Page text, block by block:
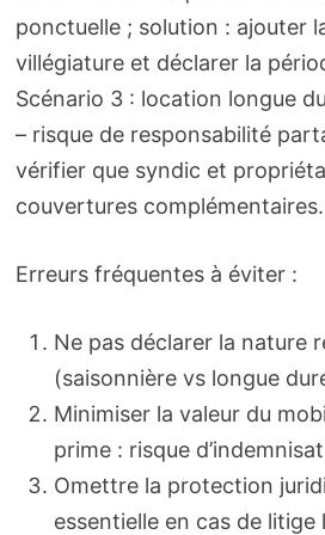
ponctuelle ; solution : ajouter
villégiature et déclarer la
Scénario 3 : location longue
– risque de responsabilité
vérifier que syndic et
couvertures complémentaires.
Erreurs fréquentes à éviter :
Ne pas déclarer la nature
(saisonnière vs longue
Minimiser la valeur du
prime : risque
Omettre la protection
essentielle en cas de litige